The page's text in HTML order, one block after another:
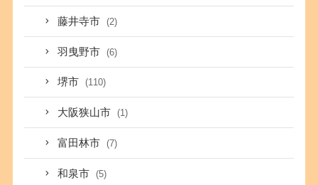
藤井寺市 (2)
羽曳野市 (6)
堺市 (110)
大阪狭山市 (1)
富田林市 (7)
和泉市 (5)